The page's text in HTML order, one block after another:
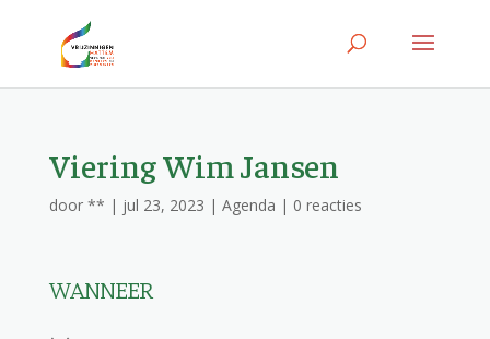
Viering Wim Jansen
door ** | jul 23, 2023 | Agenda | 0 reacties
WANNEER